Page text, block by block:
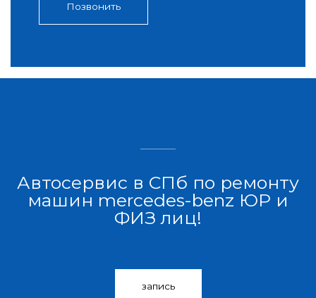
Позвонить
Автосервис в СПб по ремонту
машин mercedes-benz ЮР и
ФИЗ лиц!
запись